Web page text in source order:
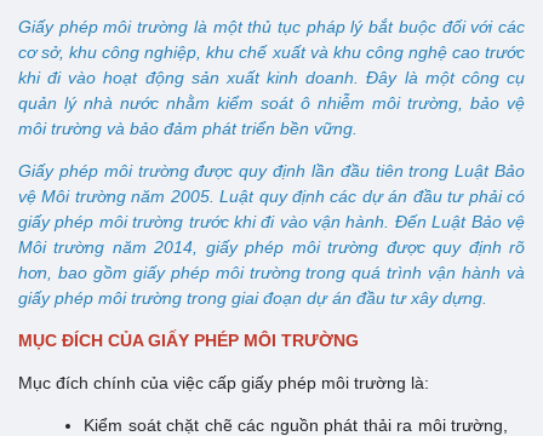
Giấy phép môi trường là một thủ tục pháp lý bắt buộc đối với các
cơ sở, khu công nghiệp, khu chế xuất và khu công nghệ cao trước
khi đi vào hoạt động sản xuất kinh doanh. Đây là một công cụ
quản lý nhà nước nhằm kiểm soát ô nhiễm môi trường, bảo vệ
môi trường và bảo đảm phát triển bền vững.
Giấy phép môi trường được quy định lần đầu tiên trong Luật Bảo
vệ Môi trường năm 2005. Luật quy định các dự án đầu tư phải có
giấy phép môi trường trước khi đi vào vận hành. Đến Luật Bảo vệ
Môi trường năm 2014, giấy phép môi trường được quy định rõ
hơn, bao gồm giấy phép môi trường trong quá trình vận hành và
giấy phép môi trường trong giai đoạn dự án đầu tư xây dựng.
MỤC ĐÍCH CỦA GIẤY PHÉP MÔI TRƯỜNG
Mục đích chính của việc cấp giấy phép môi trường là:
Kiểm soát chặt chẽ các nguồn phát thải ra môi trường,